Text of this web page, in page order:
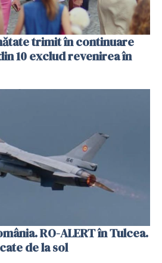
trimit în continuare
10 exclud revenirea în
RO-ALERT în Tulcea.
de la sol